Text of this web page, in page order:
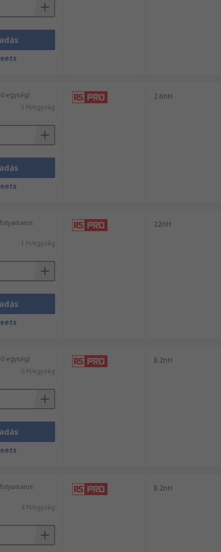
egység)
5 Ft/egység
2.6nH
1 Ft/egység
22nH
egység)
6 Ft/egység
8.2nH
4 Ft/egység
8.2nH